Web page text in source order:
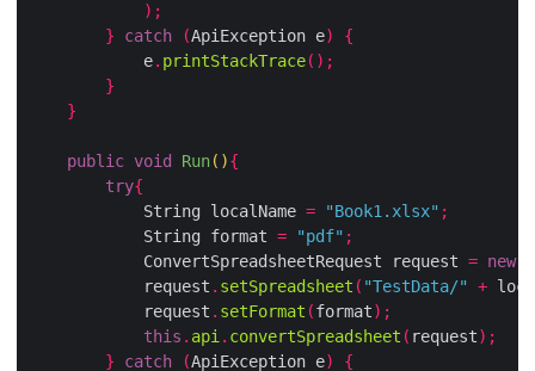
);
}
catch (ApiException e)
{
            e
. printStackTrace();
}
}
public void Run(){
try{
            String localName
= "Book1.xlsx" ;
            String format
= "pdf" ;
            ConvertSpreadsheetRequest request
= new
            request
. setSpreadsheet ( "TestData/" +
            request
. setFormat (format);
this . api . convertSpreadsheet ( request);
}
catch (ApiException e) {